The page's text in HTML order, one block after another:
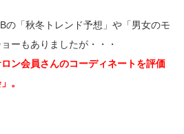
の「秋冬トレンド予想」や「男女のモ
ーもありましたが・・・
ン会員さんのコーディネートを評価
。